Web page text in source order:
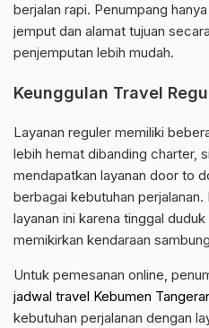
berjalan rapi. Penumpang
jemput dan alamat tujuan
penjemputan lebih mudah.
Keunggulan Travel
Layanan reguler memiliki
lebih hemat dibanding charter,
mendapatkan layanan door to
berbagai kebutuhan
layanan ini karena tinggal
memikirkan kendaraan
Untuk pemesanan online,
jadwal travel Kebumen
kebutuhan perjalanan dengan